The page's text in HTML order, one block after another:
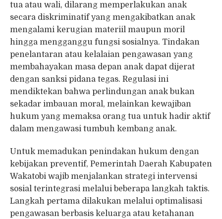
tua atau wali, dilarang memperlakukan anak
secara diskriminatif yang mengakibatkan anak
mengalami kerugian materiil maupun moril
hingga mengganggu fungsi sosialnya. Tindakan
penelantaran atau kelalaian pengawasan yang
membahayakan masa depan anak dapat dijerat
dengan sanksi pidana tegas. Regulasi ini
mendiktekan bahwa perlindungan anak bukan
sekadar imbauan moral, melainkan kewajiban
hukum yang memaksa orang tua untuk hadir aktif
dalam mengawasi tumbuh kembang anak.
Untuk memadukan penindakan hukum dengan
kebijakan preventif, Pemerintah Daerah Kabupaten
Wakatobi wajib menjalankan strategi intervensi
sosial terintegrasi melalui beberapa langkah taktis.
Langkah pertama dilakukan melalui optimalisasi
pengawasan berbasis keluarga atau ketahanan